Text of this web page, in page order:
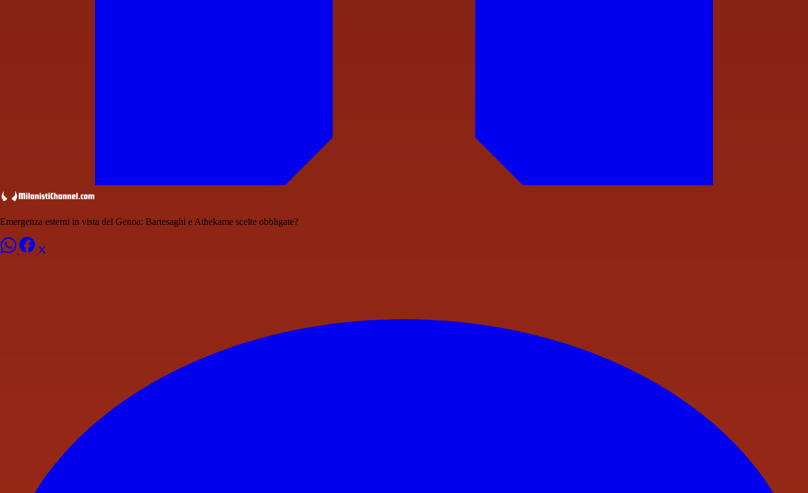
Emergenza esterni in vista del Genoa: Bartesaghi e Athekame scelte obbligate?